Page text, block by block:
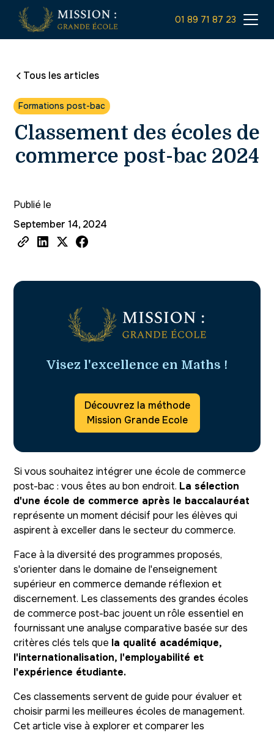
01 89 71 87 23
Tous les articles
Formations post-bac
Classement des écoles de
commerce post-bac 2024
Publié le
September 14, 2024
Visez l'excellence en Maths !
Découvrez la méthode
Mission Grande Ecole
Si vous souhaitez intégrer une école de commerce
post-bac : vous êtes au bon endroit. La sélection
d'une école de commerce après le baccalauréat
représente un moment décisif pour les élèves qui
aspirent à exceller dans le secteur du commerce.
Face à la diversité des programmes proposés,
s'orienter dans le domaine de l'enseignement
supérieur en commerce demande réflexion et
discernement. Les classements des grandes écoles
de commerce post-bac jouent un rôle essentiel en
fournissant une analyse comparative basée sur des
critères clés tels que la qualité académique,
l'internationalisation, l'employabilité et
l'expérience étudiante.
Ces classements servent de guide pour évaluer et
choisir parmi les meilleures écoles de management.
Cet article vise à explorer et comparer les